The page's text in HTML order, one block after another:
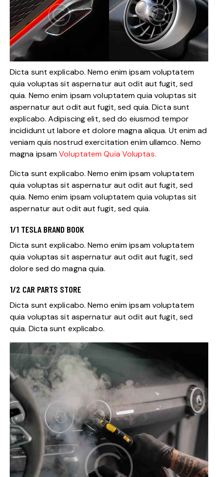
Dicta sunt explicabo. Nemo enim ipsam voluptatem
quia voluptas sit aspernatur aut odit aut fugit, sed
quia. Nemo enim ipsam voluptatem quia voluptas sit
aspernatur aut odit aut fugit, sed quia. Dicta sunt
explicabo. Adipiscing elit, sed do eiusmod tempor
incididunt ut labore et dolore magna aliqua. Ut enim ad
veniam quis nostrud exercitation enim ullamco. Nemo
magna ipsamVoluptatem Quia Voluptas.
Dicta sunt explicabo. Nemo enim ipsam voluptatem
quia voluptas sit aspernatur aut odit aut fugit, sed
quia. Nemo enim ipsam voluptatem quia voluptas sit
aspernatur aut odit aut fugit, sed quia.
1/1 TESLA BRAND BOOK
Dicta sunt explicabo. Nemo enim ipsam voluptatem
quia voluptas sit aspernatur aut odit aut fugit, sed
dolore sed do magna quia.
1/2 CAR PARTS STORE
Dicta sunt explicabo. Nemo enim ipsam voluptatem
quia voluptas sit aspernatur aut odit aut fugit, sed
quia. Dicta sunt explicabo.